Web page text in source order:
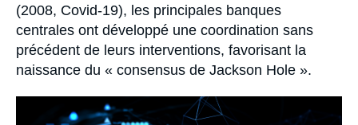
(2008, Covid-19), les principales banques
centrales ont développé une coordination sans
précédent de leurs interventions, favorisant la
naissance du « consensus de Jackson Hole ».
principale